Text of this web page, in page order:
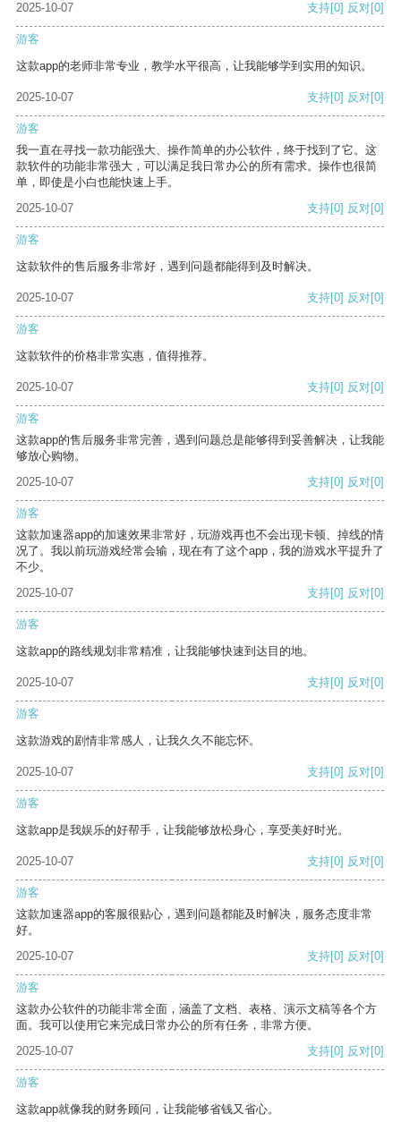
2025-10-07 支持[0] 反对[0]
游客
这款app的老师非常专业，教学水平很高，让我能够学到实用的知识。
2025-10-07 支持[0] 反对[0]
游客
我一直在寻找一款功能强大、操作简单的办公软件，终于找到了它。这
款软件的功能非常强大，可以满足我日常办公的所有需求。操作也很简
单，即使是小白也能快速上手。
2025-10-07
支持[0] 反对[0]
游客
这款软件的售后服务非常好，遇到问题都能得到及时解决。
2025-10-07 支持[0] 反对[0]
游客
这款软件的价格非常实惠，值得推荐。
2025-10-07 支持[0] 反对[0]
游客
这款app的售后服务非常完善，遇到问题总是能够得到妥善解决，让我能
够放心购物。
2025-10-07
支持[0] 反对[0]
游客
这款加速器app的加速效果非常好，玩游戏再也不会出现卡顿、掉线的情
况了。我以前玩游戏经常会输，现在有了这个app，我的游戏水平提升了
不少。
2025-10-07
支持[0] 反对[0]
游客
这款app的路线规划非常精准，让我能够快速到达目的地。
2025-10-07 支持[0] 反对[0]
游客
这款游戏的剧情非常感人，让我久久不能忘怀。
2025-10-07 支持[0] 反对[0]
游客
这款app是我娱乐的好帮手，让我能够放松身心，享受美好时光。
2025-10-07 支持[0] 反对[0]
游客
这款加速器app的客服很贴心，遇到问题都能及时解决，服务态度非常
好。
2025-10-07
支持[0] 反对[0]
游客
这款办公软件的功能非常全面，涵盖了文档、表格、演示文稿等各个方
面。我可以使用它来完成日常办公的所有任务，非常方便。
2025-10-07
支持[0] 反对[0]
游客
这款app就像我的财务顾问，让我能够省钱又省心。